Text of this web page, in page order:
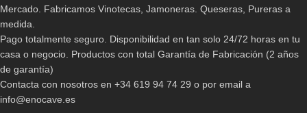
Mercado. Fabricamos Vinotecas, Jamoneras. Queseras, Pureras a
medida.
Pago totalmente seguro. Disponibilidad en tan solo 24/72 horas en tu
casa o negocio. Productos con total Garantía de Fabricación (2 años
de garantía)
Contacta con nosotros en +34 619 94 74 29 o por email a
info@enocave.es